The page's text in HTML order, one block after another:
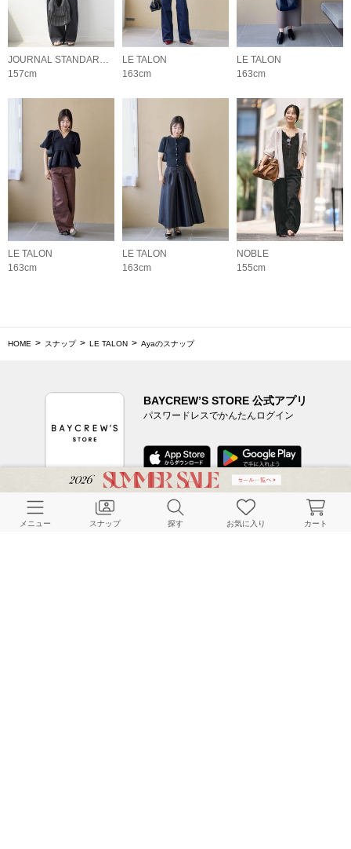
JOURNAL STANDARD relume LADYS
157cm
LE TALON
163cm
LE TALON
163cm
LE TALON
163cm
LE TALON
163cm
NOBLE
155cm
HOME スナップ LE TALON Ayaのスナップ
BAYCREW’S STORE 公式アプリ
パスワードレスでかんたんログイン
CUSTOMER SERVICE
メニュー スナップ 探す お気に入り カート